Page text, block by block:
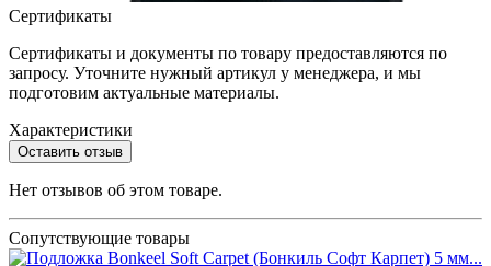
Сертификаты
Сертификаты и документы по товару предоставляются по
запросу. Уточните нужный артикул у менеджера, и мы
подготовим актуальные материалы.
Характеристики
Оставить отзыв
Нет отзывов об этом товаре.
Сопутствующие товары